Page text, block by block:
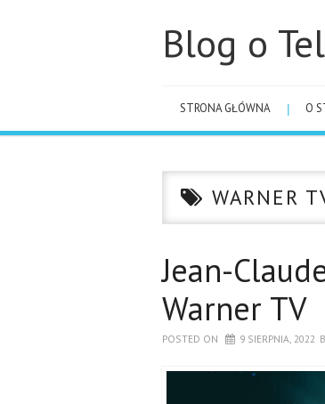
Blog o
STRONA GŁÓWNA O
WARNER
Jean-
Warner TV
POSTED ON 9 SIERPNIA, 2022